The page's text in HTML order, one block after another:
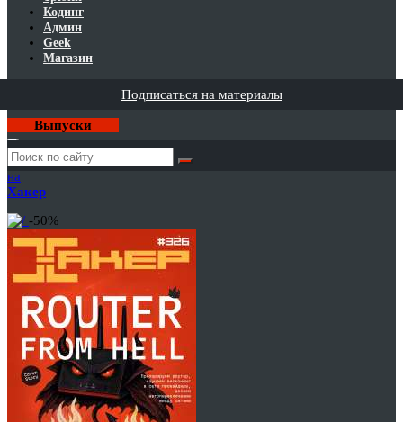
Кодинг
Админ
Geek
Магазин
Подписаться на материалы
Выпуски
Годовая
подписка
на
Хакер
-50%